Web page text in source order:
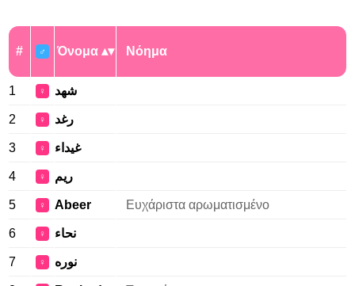
# ♂ Όνομα Νόημα
1 ♀ شهد
2 ♀ رغد
3 ♀ غيداء
4 ♀ ريم
5 ♀ Abeer Ευχάριστα αρωματισμένο
6 ♀ نحاء
7 ♀ نوره